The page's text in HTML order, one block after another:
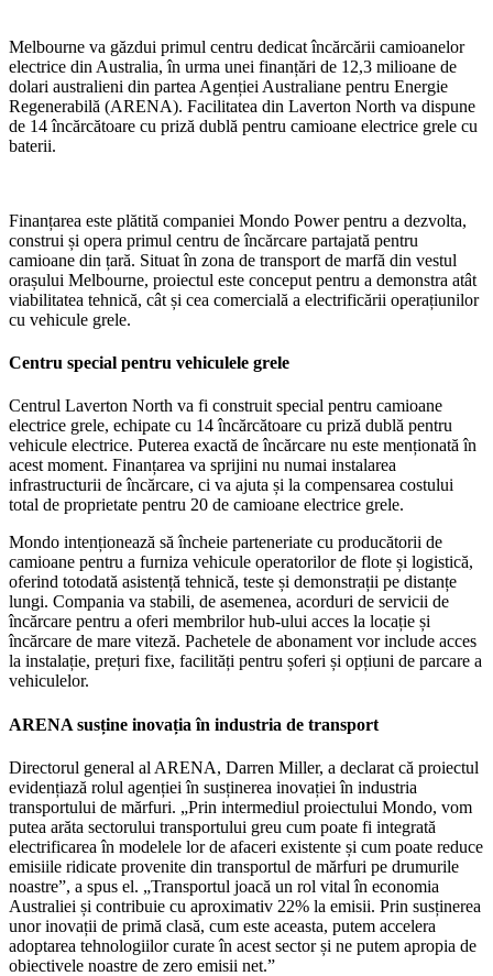
Melbourne va găzdui primul centru dedicat încărcării camioanelor
electrice din Australia, în urma unei finanțări de 12,3 milioane de
dolari australieni din partea Agenției Australiane pentru Energie
Regenerabilă (ARENA). Facilitatea din Laverton North va dispune
de 14 încărcătoare cu priză dublă pentru camioane electrice grele cu
baterii.
Finanțarea este plătită companiei Mondo Power pentru a dezvolta,
construi și opera primul centru de încărcare partajată pentru
camioane din țară. Situat în zona de transport de marfă din vestul
orașului Melbourne, proiectul este conceput pentru a demonstra atât
viabilitatea tehnică, cât și cea comercială a electrificării operațiunilor
cu vehicule grele.
Centru special pentru vehiculele grele
Centrul Laverton North va fi construit special pentru camioane
electrice grele, echipate cu 14 încărcătoare cu priză dublă pentru
vehicule electrice. Puterea exactă de încărcare nu este menționată în
acest moment. Finanțarea va sprijini nu numai instalarea
infrastructurii de încărcare, ci va ajuta și la compensarea costului
total de proprietate pentru 20 de camioane electrice grele.
Mondo intenționează să încheie parteneriate cu producătorii de
camioane pentru a furniza vehicule operatorilor de flote și logistică,
oferind totodată asistență tehnică, teste și demonstrații pe distanțe
lungi. Compania va stabili, de asemenea, acorduri de servicii de
încărcare pentru a oferi membrilor hub-ului acces la locație și
încărcare de mare viteză. Pachetele de abonament vor include acces
la instalație, prețuri fixe, facilități pentru șoferi și opțiuni de parcare a
vehiculelor.
ARENA susține inovația în industria de transport
Directorul general al ARENA, Darren Miller, a declarat că proiectul
evidențiază rolul agenției în susținerea inovației în industria
transportului de mărfuri. „Prin intermediul proiectului Mondo, vom
putea arăta sectorului transportului greu cum poate fi integrată
electrificarea în modelele lor de afaceri existente și cum poate reduce
emisiile ridicate provenite din transportul de mărfuri pe drumurile
noastre”, a spus el. „Transportul joacă un rol vital în economia
Australiei și contribuie cu aproximativ 22% la emisii. Prin susținerea
unor inovații de primă clasă, cum este aceasta, putem accelera
adoptarea tehnologiilor curate în acest sector și ne putem apropia de
obiectivele noastre de zero emisii net.”